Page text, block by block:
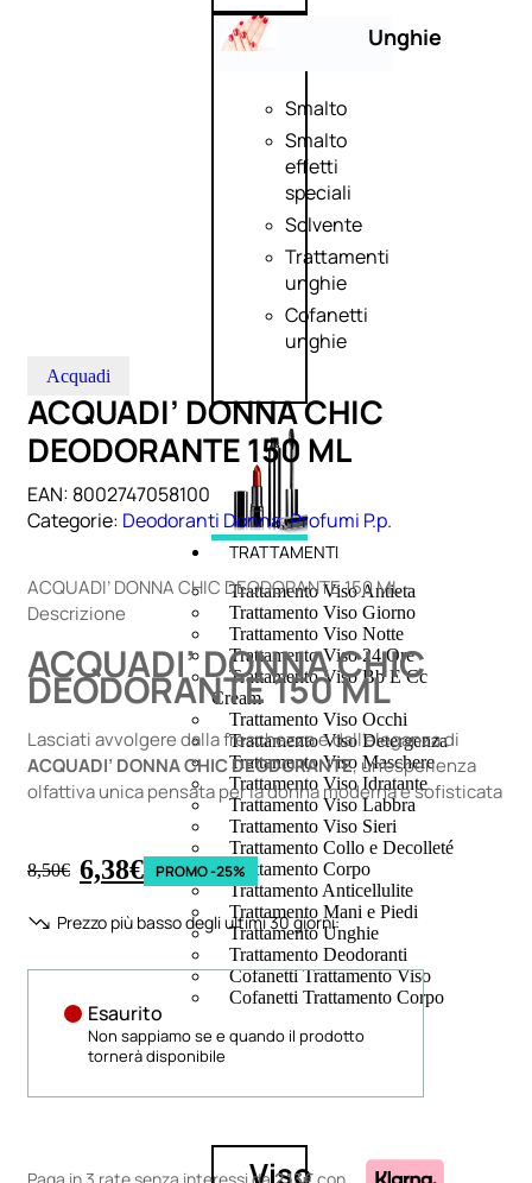
Unghie
Smalto
Smalto
effetti
speciali
Solvente
Trattamenti
unghie
Cofanetti
unghie
TRATTAMENTI
Trattamento Viso Antieta
Trattamento Viso Giorno
Trattamento Viso Notte
Trattamento Viso 24 Ore
Trattamento Viso Bb E Cc
Cream
Trattamento Viso Occhi
Trattamento Viso Detergenza
Trattamento Viso Maschere
Trattamento Viso Idratante
Trattamento Viso Labbra
Trattamento Viso Sieri
Trattamento Collo e Decolleté
Trattamento Corpo
Trattamento Anticellulite
Trattamento Mani e Piedi
Trattamento Unghie
Trattamento Deodoranti
Cofanetti Trattamento Viso
Cofanetti Trattamento Corpo
Viso
Acquadi
ACQUADI’ DONNA CHIC
DEODORANTE 150 ML
EAN: 8002747058100
Categorie: Deodoranti Donna,Profumi P.p.
ACQUADI’ DONNA CHIC DEODORANTE 150 ML –
Descrizione
ACQUADI’ DONNA CHIC
DEODORANTE 150 ML
Lasciati avvolgere dalla freschezza e dall’eleganza di
ACQUADI’ DONNA CHIC DEODORANTE, un’esperienza
olfattiva unica pensata per la donna moderna e sofisticata
8,50€ 6,38€ PROMO -25%
Prezzo più basso degli ultimi 30 giorni:
Esaurito
Non sappiamo se e quando il prodotto
tornerà disponibile